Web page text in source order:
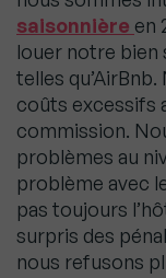
saisonnière en
louer notre bien
telles
coûts excessifs
commission.
problèmes au
problème avec
pas toujours
surpris des
nous refusons